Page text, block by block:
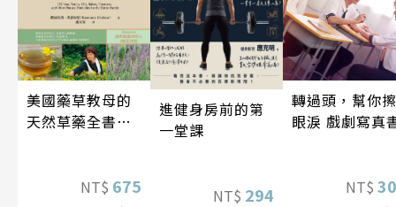
美國藥草教母的
天然草藥全書
NT$ 675
進健身房前的第
一堂課
NT$ 294
轉過頭，幫你擦
眼淚 戲劇寫真
NT$